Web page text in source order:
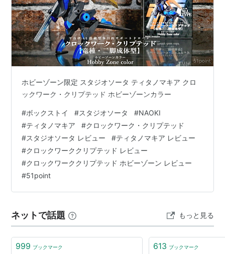
尚希
おき
ホビーゾーン限定 スタジオソータ ティタノマキア クロ
ックワーク・クリプテッド ホビーゾーンカラー
#ボックストイ #スタジオソータ #NAOKI
#ティタノマキア #クロックワーク・クリプテッド
#スタジオソータ レビュー #ティタノマキア レビュー
#クロックワーククリプテッド レビュー
#クロックワーククリプテッド ホビーゾーン レビュー
#51point
ネットで話題 もっと見る
999 ブックマーク 613 ブックマーク